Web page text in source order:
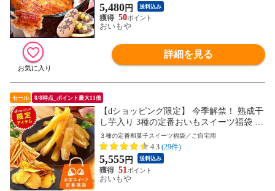
5,480円 送料込み
50
おいもや
詳細を見る
セール 8/8時点_ポイント最大11倍
【dショッピング限定】 今季解禁！ 熟成干
し芋入り 3種の定番おいもスイーツ福袋 福
袋 干し芋 ほしいも お芋 チップス 芋けん
ぴ かりんとう さつまいも 誕生日 お菓子
和菓子 スイーツ ご自宅用 お得用 ※ご指定
日にお届け
３種の定番和菓子スイーツ福袋／ご自宅用
4.3 (29件)
5,555円 送料込み
51
おいもや